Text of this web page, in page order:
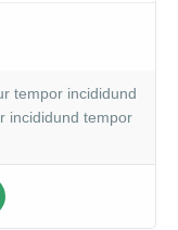
et dolorum
tempor incididund
incididund tempor